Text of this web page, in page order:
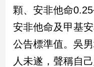
觀
南
台
灣
顆、安非他命
安非他命及甲基
公告標準值。吳
人未遂，聲稱自